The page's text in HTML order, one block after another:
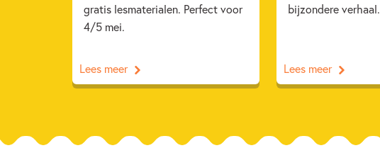
gratis lesmaterialen. Perfect voor
4/5 mei.
Lees meer
bijzondere verhaal.
Lees meer